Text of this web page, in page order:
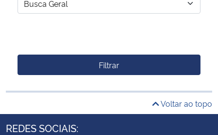
Filtrar
Voltar ao topo
REDES SOCIAIS: